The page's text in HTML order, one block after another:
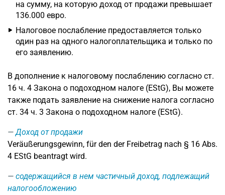
на сумму, на которую доход от продажи превышает
136.000 евро.
Налоговое послабление предоставляется только
один раз на одного налогоплательщика и только по
его заявлению.
В дополнение к налоговому послаблению согласно ст.
16 ч. 4 Закона о подоходном налоге (EStG), Вы можете
также подать заявление на снижение налога согласно
ст. 34 ч. 3 Закона о подоходном налоге (EStG).
Доход от продажи
Veräußerungsgewinn, für den der Freibetrag nach § 16 Abs.
4 EStG beantragt wird.
содержащийся в нем частичный доход, подлежащий
налогообложению